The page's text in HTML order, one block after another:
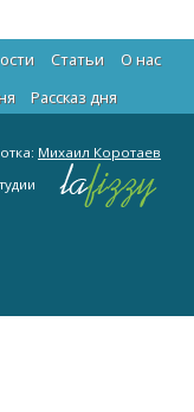
Статьи
О нас
Рассказ дня
Михаил Коротаев